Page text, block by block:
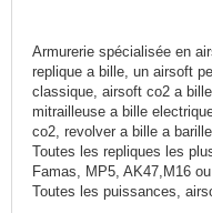
Armurerie spécialisée en
replique a bille, un airsoft
classique, airsoft co2 a
mitrailleuse a bille
co2, revolver a bille a
Toutes les repliques les
Famas, MP5, AK47,M16
Toutes les puissances,